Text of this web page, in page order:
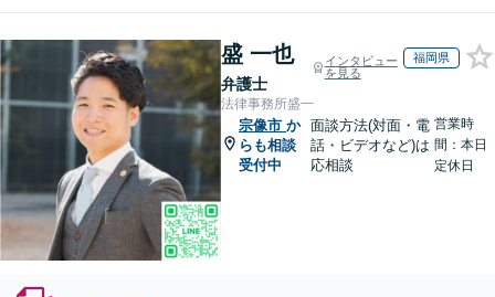
盛 一也
弁護士
インタビュー
を見る
福岡県
法律事務所盛一
宗像市 か
らも相談
受付中
面談方法(対面・電
話・ビデオなど)は
応相談
営業時
間：本日
定休日